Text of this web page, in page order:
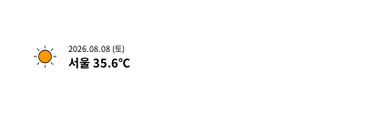
2026.08.08 (토)
서울 35.6℃
-19850초 전 >선재도서 해루질 나섰다 실종 60대, 닷새 만에 숨
-17384초 전 >남자 농구, 나고야 아시안게임서 '홈팀' 일본과 한